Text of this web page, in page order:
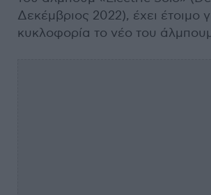
Δεκέμβριος 2022), έχει έτοιμο
κυκλοφορία το νέο του